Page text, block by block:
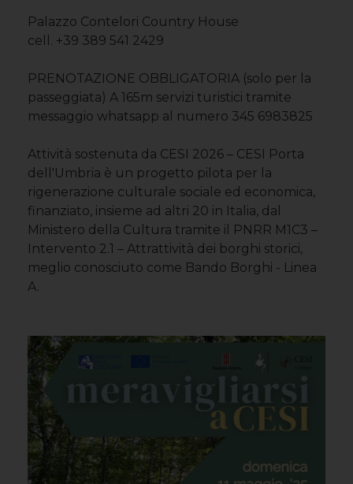
Palazzo Contelori Country House
cell. +39 389 541 2429
PRENOTAZIONE OBBLIGATORIA (solo per la
passeggiata) A 165m servizi turistici tramite
messaggio whatsapp al numero 345 6983825
Attività sostenuta da CESI 2026 – CESI Porta
dell'Umbria è un progetto pilota per la
rigenerazione culturale sociale ed economica,
finanziato, insieme ad altri 20 in Italia, dal
Ministero della Cultura tramite il PNRR M1C3 –
Intervento 2.1 – Attrattività dei borghi storici,
meglio conosciuto come Bando Borghi - Linea
A.